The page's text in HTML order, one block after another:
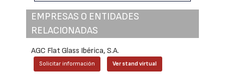
EMPRESAS O ENTIDADES
RELACIONADAS
AGC Flat Glass Ibérica, S.A.
Solicitar información Ver stand virtual